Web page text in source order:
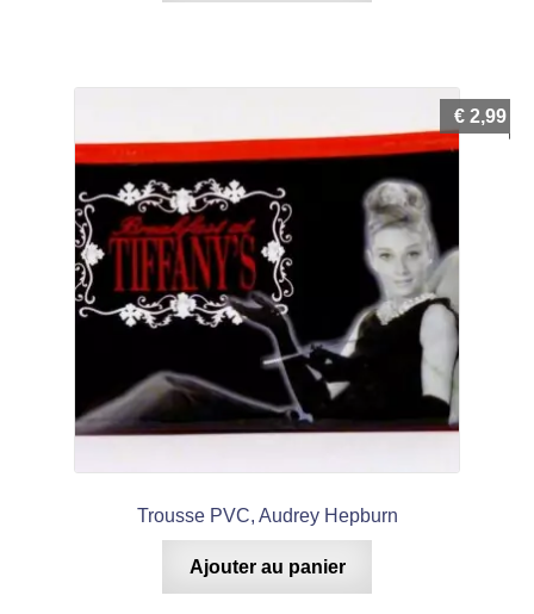
Trousse PVC, Audrey Hepburn
€ 2,99
Ajouter au panier